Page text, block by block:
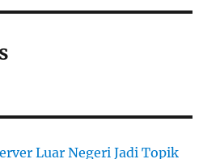
Luar Negeri Jadi Topik